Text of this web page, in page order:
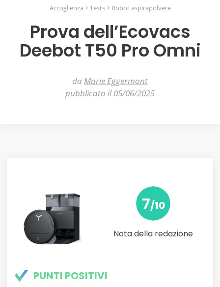
Accoglienza Tests Robot aspirapolvere
Prova dell’Ecovacs
Deebot T50 Pro Omni
da Marie Eggermont
pubblicato il 05/06/2025
7/10
Nota della redazione
PUNTI POSITIVI